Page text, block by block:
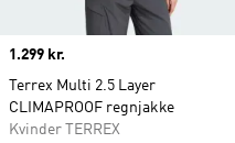
Price
1.299 kr.
Terrex Multi 2.5 Layer
CLIMAPROOF regnjakke
Kvinder TERREX